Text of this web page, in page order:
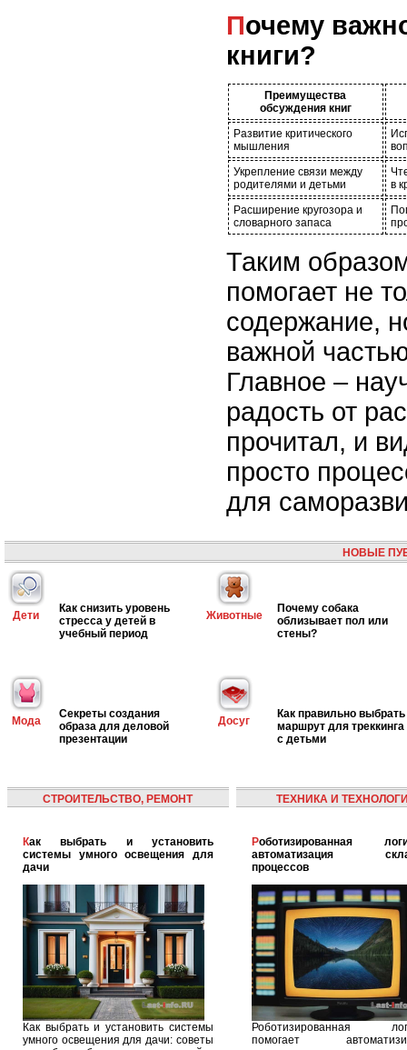
Почему важно обсуждать
книги?
Преимущества
обсуждения книг
Развитие критического
мышления
Укрепление связи между
родителями и детьми
в
Расширение кругозора и
словарного запаса
Таким
помогает не
содержание,
важной
Главное –
радость от
прочитал, и
просто
для
НОВЫЕ
Дети
Как снизить уровень
стресса у детей в
учебный период
Животные
Почему собака
облизывает пол или
стены?
Мода
Секреты создания
образа для деловой
презентации
Досуг
Как правильно выбрать
маршрут для треккинга
с детьми
СТРОИТЕЛЬСТВО, РЕМОНТ
Как выбрать и установить
системы умного освещения для
дачи
Как выбрать и установить системы
умного освещения для дачи: советы
ТЕХНИКА И
Роботизированная логистика:
автоматизация
процессов
Роботизированная
помогает